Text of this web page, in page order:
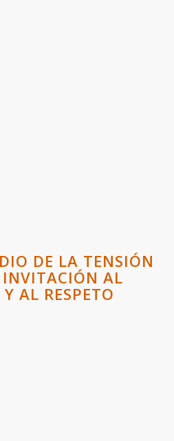
DE LA TENSIÓN
AL
AL RESPETO